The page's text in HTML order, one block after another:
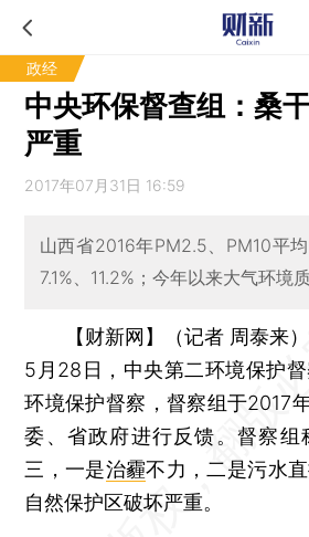
政经
中央环保督查组：桑
严重
2017年07月31日 16:59
山西省2016年PM2.5、PM10平
7.1%、11.2%；今年以来大气环境
【财新网】（记者 周泰来）
5月28日，中央第二环境保护
环境保护督察，督察组于2017
委、省政府进行反馈。督察组
三，一是治霾不力，二是污水
自然保护区破坏严重。